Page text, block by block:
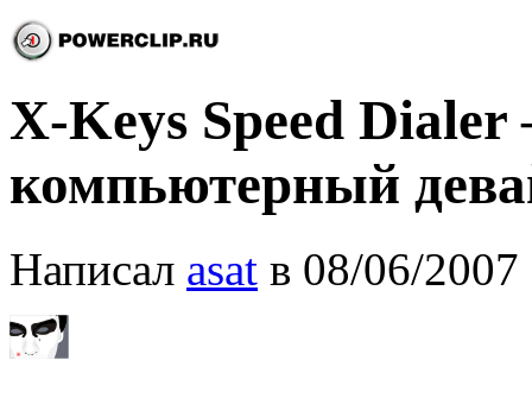
X-Keys Speed Dialer
компьютерный
Написал asat в 08/06/